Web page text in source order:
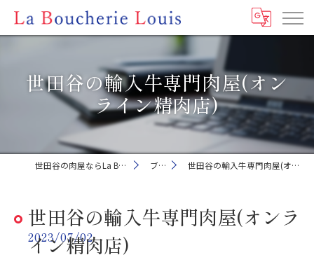
世田谷の輸入牛専門肉屋(オン
ライン精肉店)
世田谷の肉屋ならLa Boucherie Louis ブログ 世田谷の輸入牛専門肉屋(オンライン精肉店)
世田谷の輸入牛専門肉屋(オンラ
イン精肉店)
2023/07/02